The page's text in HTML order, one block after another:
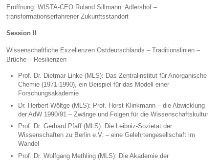
Eröffnung: WISTA-CEO Roland Sillmann: Adlershof –
transformationserfahrener Zukunftsstandort
Session II
Wissenschaftliche Exzellenzen Ostdeutschlands – Traditionslinien –
Brüche – Resilienzen
Prof. Dr. Dietmar Linke (MLS): Das Zentralinstitut für Anorganische
Chemie (1971-1990), ein Beispiel für das Modell einer
Forschungsakademie
Dr. Herbert Wöltge (MLS): Prof. Horst Klinkmann – die Abwicklung
der AdW 1990/91 – Zwänge und Folgen für die Wissenschaftskultur
Prof. Dr. Gerhard Pfaff (MLS): Die Leibniz-Sozietät der
Wissenschaften zu Berlin e.V. – eine Gelehrtengesellschaft im
Wandel
Prof. Dr. Wolfgang Methling (MLS): Die Akademie der